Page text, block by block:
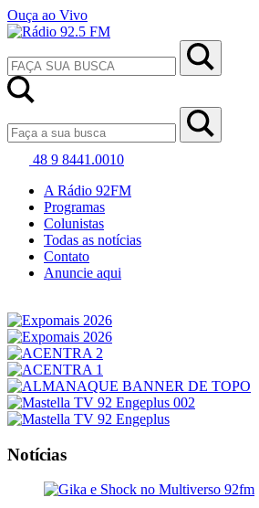
Ouça ao Vivo
48 9 8441.0010
A Rádio 92FM
Programas
Colunistas
Todas as notícias
Contato
Anuncie aqui
Notícias